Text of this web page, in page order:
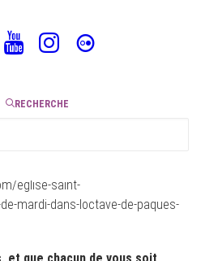
RECHERCHE
eglise-saint-
mardi-dans-loctave-de-paques-